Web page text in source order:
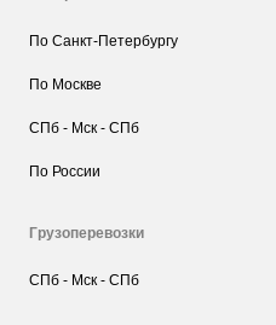
По Санкт-Петербургу
По Москве
СПб - Мск - СПб
По России
Грузоперевозки
СПб - Мск - СПб